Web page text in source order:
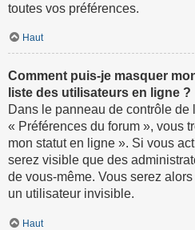
toutes vos préférences.
Haut
Comment puis-je masquer
liste des utilisateurs en ligne ?
Dans le panneau de contrôle de
« Préférences du forum », vous
mon statut en ligne ». Si vous
serez visible que des
de vous-même. Vous serez
un utilisateur invisible.
Haut